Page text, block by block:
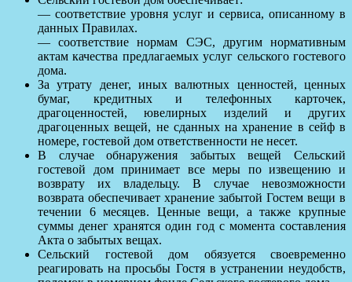
— соответствие уровня услуг и сервиса, описанному в
данных Правилах.
— соответствие нормам СЭС, другим нормативным
актам качества предлагаемых услуг сельского гостевого
дома.
За утрату денег, иных валютных ценностей, ценных
бумаг, кредитных и телефонных карточек,
драгоценностей, ювелирных изделий и других
драгоценных вещей, не сданных на хранение в сейф в
номере, гостевой дом ответственности не несет.
В случае обнаружения забытых вещей Сельский
гостевой дом принимает все меры по извещению и
возврату их владельцу. В случае невозможности
возврата обеспечивает хранение забытой Гостем вещи в
течении 6 месяцев. Ценные вещи, а также крупные
суммы денег хранятся один год с момента составления
Акта о забытых вещах.
Сельский гостевой дом обязуется своевременно
реагировать на просьбы Гостя в устранении неудобств,